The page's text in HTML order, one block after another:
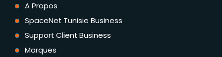
A Propos
SpaceNet Tunisie Business
Support Client Business
Marques